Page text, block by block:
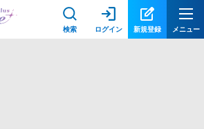
検索 ログイン 新規登録 メニュー